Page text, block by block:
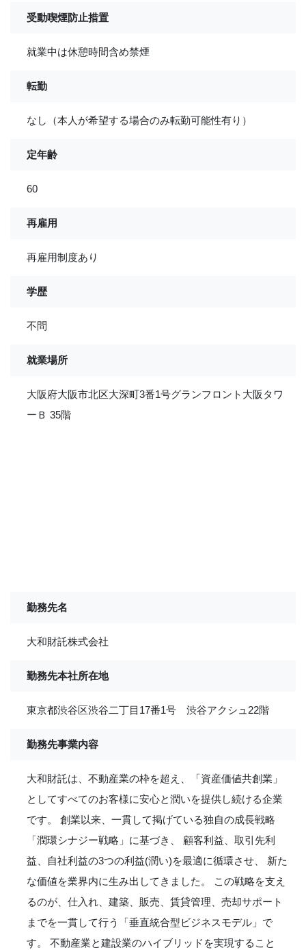
受動喫煙防止措置
就業中は休憩時間含め禁煙
転勤
なし（本人が希望する場合のみ転勤可能性有り）
定年齢
60
再雇用
再雇用制度あり
学歴
不問
就業場所
大阪府大阪市北区大深町3番1号グランフロント大阪タワ
ーＢ 35階
勤務先名
大和財託株式会社
勤務先本社所在地
東京都渋谷区渋谷二丁目17番1号 渋谷アクシュ22階
勤務先事業内容
大和財託は、不動産業の枠を超え、「資産価値共創業」
としてすべてのお客様に安心と潤いを提供し続ける企業
です。 創業以来、一貫して掲げている独自の成長戦略
「潤環シナジー戦略」に基づき、 顧客利益、取引先利
益、自社利益の3つの利益(潤い)を最適に循環させ、 新た
な価値を業界内に生み出してきました。 この戦略を支え
るのが、仕入れ、建築、販売、賃貸管理、売却サポート
までを一貫して行う「垂直統合型ビジネスモデル」で
す。 不動産業と建設業のハイブリッドを実現すること